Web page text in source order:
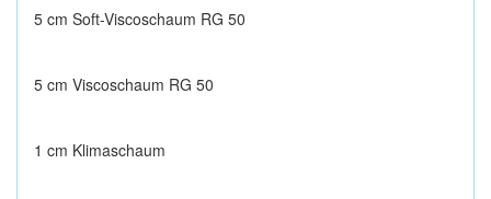
5 cm Soft-Viscoschaum RG 50
5 cm Viscoschaum RG 50
1 cm Klimaschaum